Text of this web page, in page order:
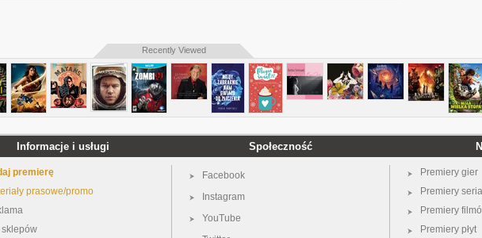
Recently Viewed
Informacje i usługi
premierę
prasowe/promo
sklepów
Społeczność
Facebook
Instagram
YouTube
Premiery gier
Premiery
Premiery
Premiery płyt